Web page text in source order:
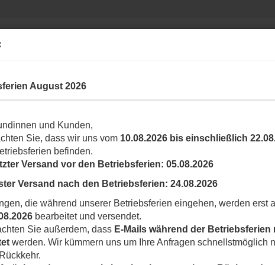
August 2026
und Kunden,
Sie, dass wir uns vom 10.08.2026 bis einschließlich
befinden.
Versand vor den Betriebsferien: 05.08.2026
Versand nach den Betriebsferien: 24.08.2026
die während unserer Betriebsferien eingehen, werden erst
bearbeitet und versendet.
Sie außerdem, dass E-Mails während der Betriebsferien
werden. Wir kümmern uns um Ihre Anfragen schnellstmöglich
Ihr Shop rund um
dieser Kategorie